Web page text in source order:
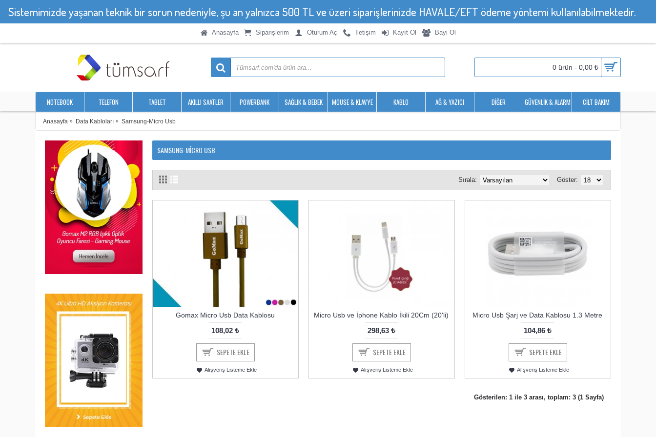
Sistemimizde yaşanan teknik bir sorun nedeniyle, şu an yalnızca 500 TL ve üzeri siparişlerinizde HAVALE/EFT ödeme yöntemi kullanılabilmektedir.
Anasayfa Siparişlerim Oturum Aç İletişim Kayıt Ol Bayi Ol
0 ürün - 0,00 ₺
NOTEBOOK TELEFON TABLET AKILLI SAATLER POWERBANK SAĞLIK & BEBEK MOUSE & KLAVYE KABLO AĞ & YAZICI DIĞER GÜVENLIK & ALARM CILT BAKIM
Anasayfa Data Kabloları Samsung-Micro Usb
SAMSUNG-MICRO USB
Göster:
Sırala:
Gomax Micro Usb Data Kablosu
108,02 ₺
SEPETE EKLE
Alışveriş Listeme Ekle
Micro Usb ve İphone Kablo İkili 20Cm (20'li)
298,63 ₺
SEPETE EKLE
Alışveriş Listeme Ekle
Micro Usb Şarj ve Data Kablosu 1.3 Metre
104,86 ₺
SEPETE EKLE
Alışveriş Listeme Ekle
Gösterilen: 1 ile 3 arası, toplam: 3 (1 Sayfa)